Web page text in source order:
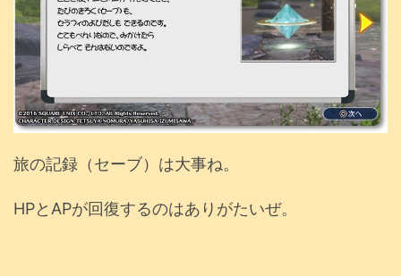
旅の記録（セーブ）は大事ね。
HPとAPが回復するのはありがたいぜ。